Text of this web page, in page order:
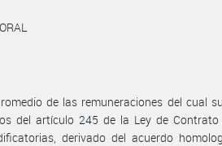
de las remuneraciones del cual
del artículo 245 de la Ley de Contrato
derivado del acuerdo